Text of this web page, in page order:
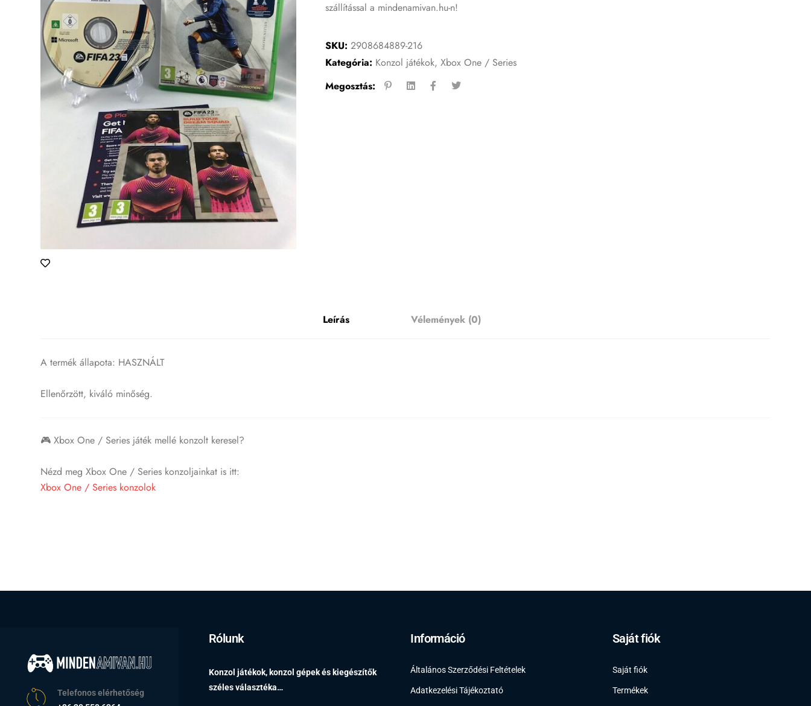
szállítással a mindenamivan.hu-n!
SKU: 2908684889-216
Kategória: Konzol játékok, Xbox One / Series
Megosztás:
Leírás Vélemények (0)
A termék állapota: HASZNÁLT
Ellenőrzött, kiváló minőség.
🎮 Xbox One / Series játék mellé konzolt keresel?
Nézd meg Xbox One / Series konzoljainkat is itt:
Xbox One / Series konzolok
Telefonos elérhetőség
Rólunk
Konzol játékok, konzol gépek és kiegészítők
széles választéka…
Információ
Általános Szerződési Feltételek
Adatkezelési Tájékoztató
Saját fiók
Saját fiók
Termékek